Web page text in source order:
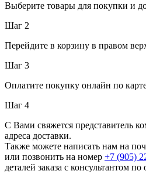
Выберите товары для покупки и
Шаг 2
Перейдите в корзину в правом
Шаг 3
Оплатите покупку онлайн по
Шаг 4
С Вами свяжется представитель
адреса доставки.
Также можете написать нам на
или позвонить на номер +7 (905)
деталей заказа с консультантом